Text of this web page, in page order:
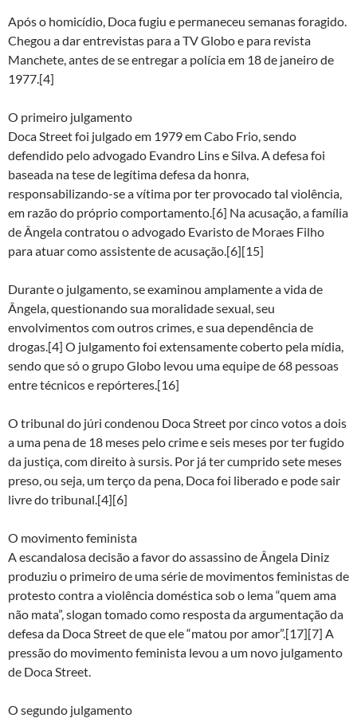
Após o homicídio, Doca fugiu e permaneceu semanas foragido.
Chegou a dar entrevistas para a TV Globo e para revista
Manchete, antes de se entregar a polícia em 18 de janeiro de
1977.[4]
O primeiro julgamento
Doca Street foi julgado em 1979 em Cabo Frio, sendo
defendido pelo advogado Evandro Lins e Silva. A defesa foi
baseada na tese de legítima defesa da honra,
responsabilizando-se a vítima por ter provocado tal violência,
em razão do próprio comportamento.[6] Na acusação, a família
de Ângela contratou o advogado Evaristo de Moraes Filho
para atuar como assistente de acusação.[6][15]
Durante o julgamento, se examinou amplamente a vida de
Ângela, questionando sua moralidade sexual, seu
envolvimentos com outros crimes, e sua dependência de
drogas.[4] O julgamento foi extensamente coberto pela mídia,
sendo que só o grupo Globo levou uma equipe de 68 pessoas
entre técnicos e repórteres.[16]
O tribunal do júri condenou Doca Street por cinco votos a dois
a uma pena de 18 meses pelo crime e seis meses por ter fugido
da justiça, com direito à sursis. Por já ter cumprido sete meses
preso, ou seja, um terço da pena, Doca foi liberado e pode sair
livre do tribunal.[4][6]
O movimento feminista
A escandalosa decisão a favor do assassino de Ângela Diniz
produziu o primeiro de uma série de movimentos feministas de
protesto contra a violência doméstica sob o lema “quem ama
não mata”, slogan tomado como resposta da argumentação da
defesa da Doca Street de que ele “matou por amor”.[17][7] A
pressão do movimento feminista levou a um novo julgamento
de Doca Street.
O segundo julgamento